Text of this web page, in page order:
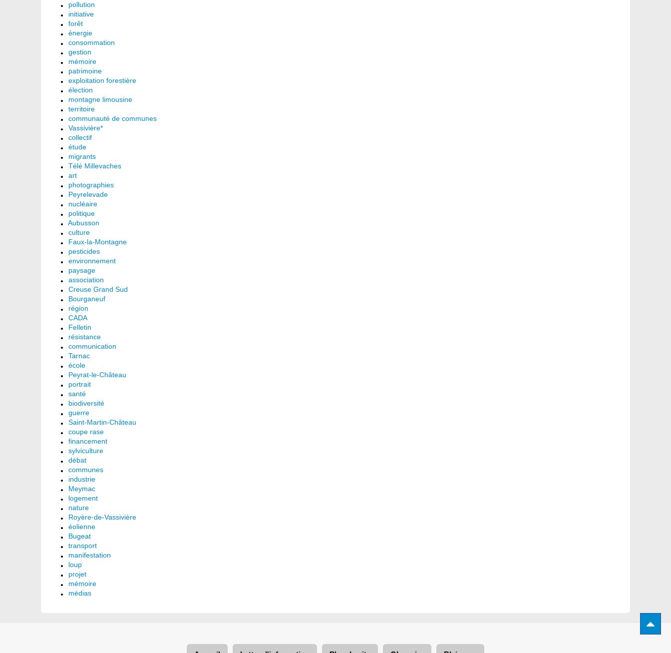
pollution
initiative
forêt
énergie
consommation
gestion
mémoire
patrimoine
exploitation forestière
élection
montagne limousine
territoire
communauté de communes
Vassivière*
collectif
étude
migrants
Télé Millevaches
art
photographies
Peyrelevade
nucléaire
politique
Aubusson
culture
Faux-la-Montagne
pesticides
environnement
paysage
association
Creuse Grand Sud
Bourganeuf
région
CADA
Felletin
résistance
communication
Tarnac
école
Peyrat-le-Château
portrait
santé
biodiversité
guerre
Saint-Martin-Château
coupe rase
financement
sylviculture
débat
communes
industrie
Meymac
logement
nature
Royère-de-Vassivière
éolienne
Bugeat
transport
manifestation
loup
projet
mémoire
médias